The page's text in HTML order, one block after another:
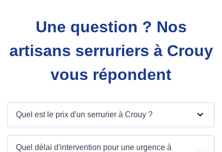
Une question ? Nos
artisans serruriers à Crouy
vous répondent
Quel est le prix d'un serrurier à Crouy ?
Quel délai d'intervention pour une urgence à